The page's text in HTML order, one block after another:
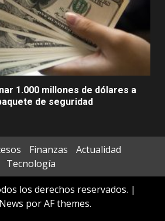
1.000 millones de dólares a
de seguridad
Finanzas
Actualidad
Tecnología
los derechos reservados. |
por AF themes.